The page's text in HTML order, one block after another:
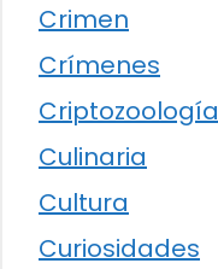
Crimen
Crímenes
Criptozoología
Culinaria
Cultura
Curiosidades